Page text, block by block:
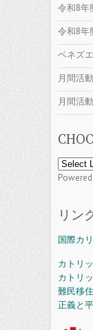
令和8
令和8年
ベネズ
月間活
月間活
リン
国際カ
カトリ
カトリ
難民移
正義と